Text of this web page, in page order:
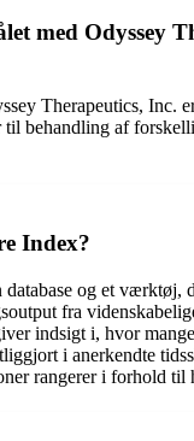
med Odyssey
Therapeutics, Inc.
til behandling af
Index?
database og et værktøj,
fra
indsigt i, hvor
i anerkendte
rangerer i forhold til